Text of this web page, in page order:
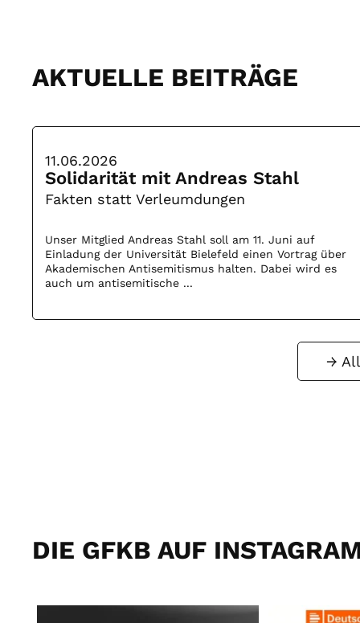
AKTUELLE BEITRÄGE
11.06.2026
Solidarität mit Andreas Stahl
Fakten statt Verleumdungen
Unser Mitglied Andreas Stahl soll am 11. Juni auf
Einladung der Universität Bielefeld einen Vortrag über
Akademischen Antisemitismus halten. Dabei wird es
auch um antisemitische ...
DIE GFKB AUF